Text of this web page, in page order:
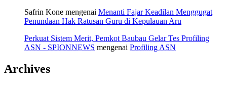
Safrin Kone mengenai Menanti Fajar Keadilan Menggugat
Penundaan Hak Ratusan Guru di Kepulauan Aru
Perkuat Sistem Merit, Pemkot Baubau Gelar Tes Profiling
ASN - SPIONNEWS mengenai Profiling ASN
Archives